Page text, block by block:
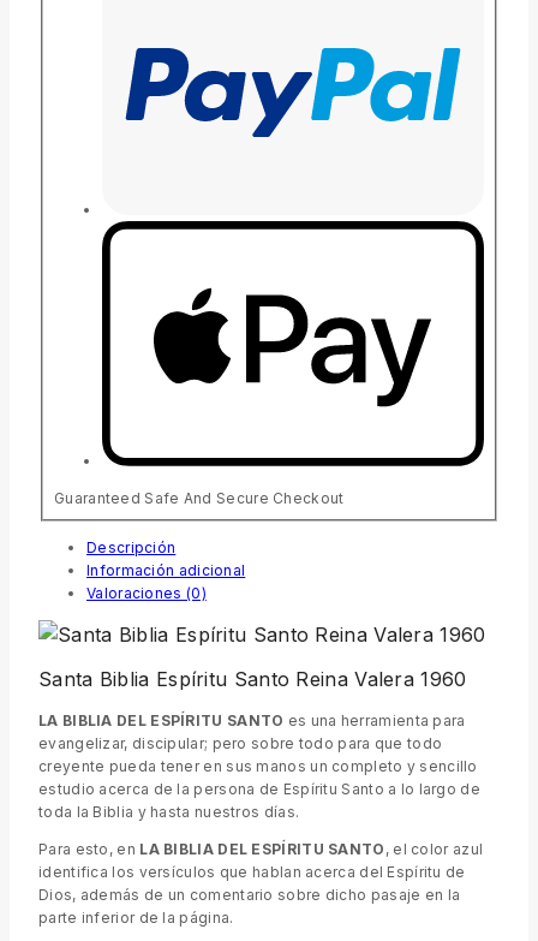
Guaranteed Safe And Secure Checkout
Descripción
Información adicional
Valoraciones (0)
Santa Biblia Espíritu Santo Reina Valera 1960
LA BIBLIA DEL ESPÍRITU SANTO es una herramienta para
evangelizar, discipular; pero sobre todo para que todo
creyente pueda tener en sus manos un completo y sencillo
estudio acerca de la persona de Espíritu Santo a lo largo de
toda la Biblia y hasta nuestros días.
Para esto, en LA BIBLIA DEL ESPÍRITU SANTO , el color azul
identifica los versículos que hablan acerca del Espíritu de
Dios, además de un comentario sobre dicho pasaje en la
parte inferior de la página.